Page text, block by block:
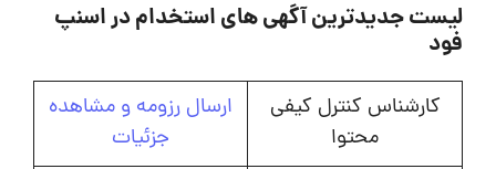
لیست جدیدترین آگهی های استخدام در اسنپ
فود
کارشناس کنترل کیفی
محتوا
ارسال رزومه و مشاهده
جزئیات